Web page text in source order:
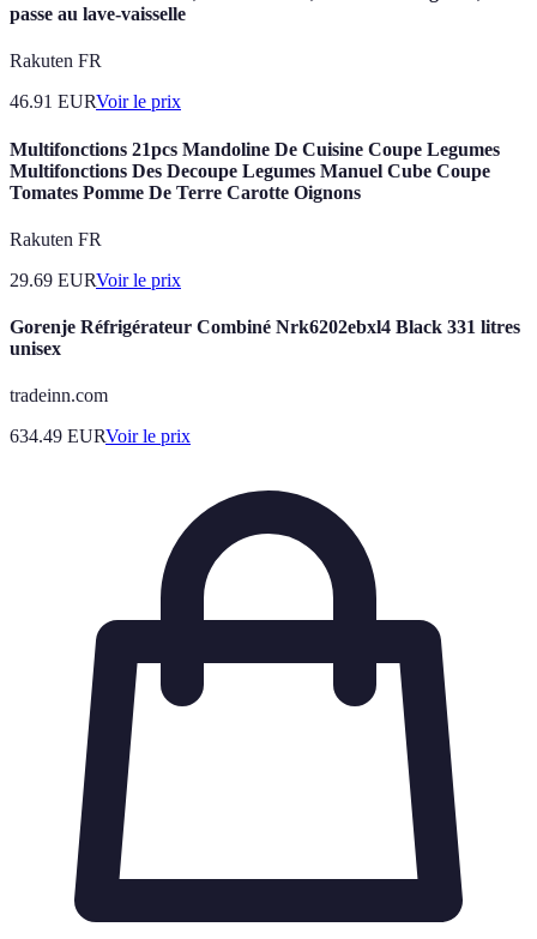
passe au lave-vaisselle
Rakuten FR
46.91 EURVoir le prix
Multifonctions 21pcs Mandoline De Cuisine Coupe Legumes
Multifonctions Des Decoupe Legumes Manuel Cube Coupe
Tomates Pomme De Terre Carotte Oignons
Rakuten FR
29.69 EURVoir le prix
Gorenje Réfrigérateur Combiné Nrk6202ebxl4 Black 331 litres
unisex
tradeinn.com
634.49 EURVoir le prix